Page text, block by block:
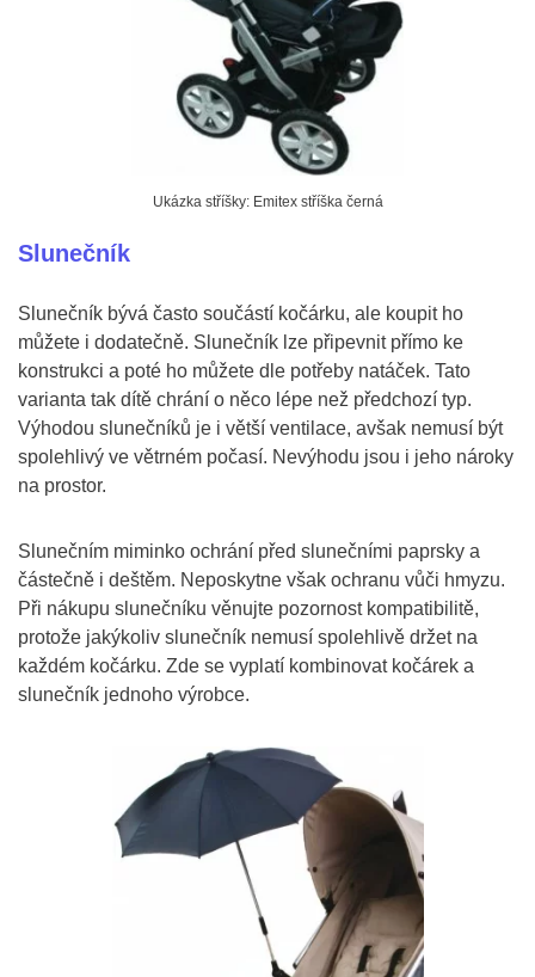
Ukázka stříšky: Emitex stříška černá
Slunečník
Slunečník bývá často součástí kočárku, ale koupit ho
můžete i dodatečně. Slunečník lze připevnit přímo ke
konstrukci a poté ho můžete dle potřeby natáček. Tato
varianta tak dítě chrání o něco lépe než předchozí typ.
Výhodou slunečníků je i větší ventilace, avšak nemusí být
spolehlivý ve větrném počasí. Nevýhodu jsou i jeho nároky
na prostor.
Slunečním miminko ochrání před slunečními paprsky a
částečně i deštěm. Neposkytne však ochranu vůči hmyzu.
Při nákupu slunečníku věnujte pozornost kompatibilitě,
protože jakýkoliv slunečník nemusí spolehlivě držet na
každém kočárku. Zde se vyplatí kombinovat kočárek a
slunečník jednoho výrobce.